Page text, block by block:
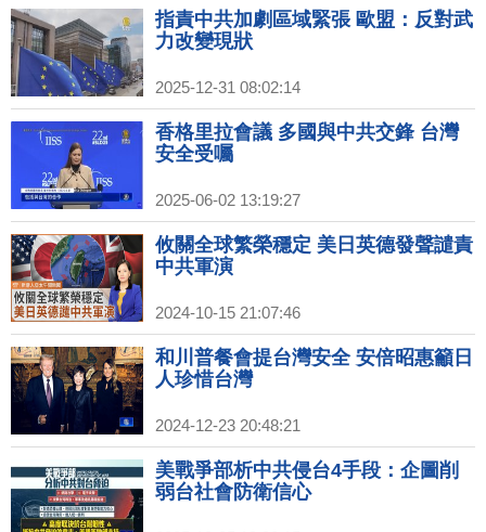
指責中共加劇區域緊張 歐盟：反對武
力改變現狀
2025-12-31 08:02:14
香格里拉會議 多國與中共交鋒 台灣
安全受囑
2025-06-02 13:19:27
攸關全球繁榮穩定 美日英德發聲譴責
中共軍演
2024-10-15 21:07:46
和川普餐會提台灣安全 安倍昭惠籲日
人珍惜台灣
2024-12-23 20:48:21
美戰爭部析中共侵台4手段：企圖削
弱台社會防衛信心